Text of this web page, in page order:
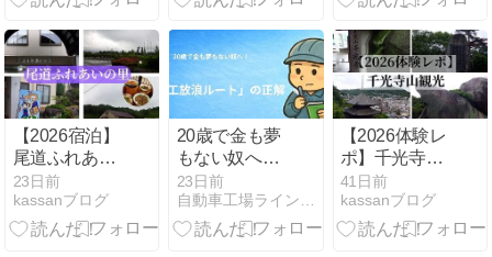
べ物を徹底解
説
【2026宿泊】
尾道ふれあい
の里に泊まっ
てみた｜温
泉・食事・客
23日前
kassanブログ
20歳で金も夢
もない奴へ！
5年で700万貯
める「期間工
放浪ルート」
23日前
【2026体験レ
ポ】千光寺山
観光へ行って
きた｜ロープ
ウェイ・展望
41日前
kassanブログ